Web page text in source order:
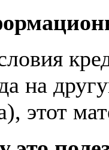
на
этот